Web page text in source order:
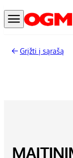
Grįžti į sąrašą